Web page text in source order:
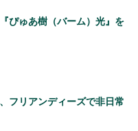
ぴゅあ樹（バーム）光』を
フリアンディーズで非日常